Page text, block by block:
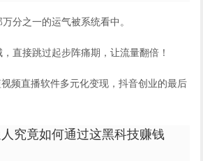
分之一的运气被系统看中。
直接跳过起步阵痛期，让流量翻倍！
频直播软件多元化变现，抖音创业的最后
究竟如何通过这黑科技赚钱